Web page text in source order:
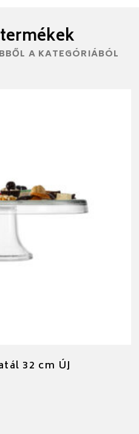
A KATEGÓRIÁBÓL
32 cm ÚJ